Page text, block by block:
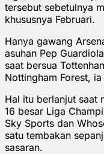
tersebut sebetulnya
khususnya Februari.
Hanya gawang
asuhan Pep
saat bersua
Nottingham Forest,
Hal itu berlanjut saat
16 besar Liga
Sky Sports dan
satu tembakan
sasaran.